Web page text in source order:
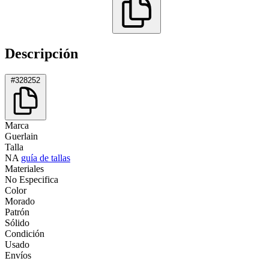
Descripción
#328252
Marca
Guerlain
Talla
NA guía de tallas
Materiales
No Especifica
Color
Morado
Patrón
Sólido
Condición
Usado
Envíos